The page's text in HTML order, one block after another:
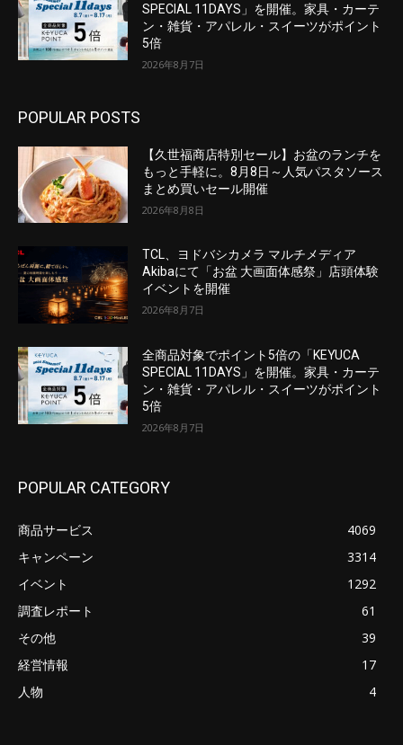
SPECIAL 11DAYS」を開催。家具・カーテ
ン・雑貨・アパレル・スイーツがポイント
5倍
2026年8月7日
POPULAR POSTS
【久世福商店特別セール】お盆のランチを
もっと手軽に。8月8日～人気パスタソース
まとめ買いセール開催
2026年8月8日
TCL、ヨドバシカメラ マルチメディア
Akibaにて「お盆 大画面体感祭」店頭体験
イベントを開催
2026年8月7日
全商品対象でポイント5倍の「KEYUCA
SPECIAL 11DAYS」を開催。家具・カーテ
ン・雑貨・アパレル・スイーツがポイント
5倍
2026年8月7日
POPULAR CATEGORY
商品サービス
4069
キャンペーン
3314
イベント
1292
調査レポート
61
その他
39
経営情報
17
人物
4